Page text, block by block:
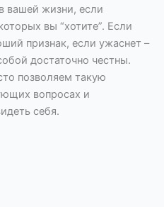
вашей жизни, если
вы “хотите”. Если
признак, если ужаснет –
достаточно честны.
позволяем такую
вопросах и
себя.